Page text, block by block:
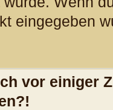
eingegeben
vor einiger